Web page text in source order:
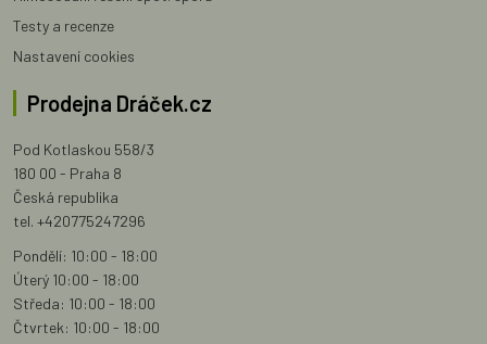
Testy a recenze
Nastavení cookies
Prodejna Dráček.cz
Pod Kotlaskou 558/3
180 00 - Praha 8
Česká republika
tel. +420775247296
Pondělí: 10:00 - 18:00
Úterý 10:00 - 18:00
Středa: 10:00 - 18:00
Čtvrtek: 10:00 - 18:00